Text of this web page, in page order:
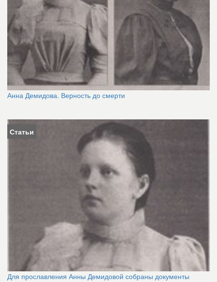
Анна Демидова. Верность до смерти
Статьи
Для прославления Анны Демидовой собраны документы